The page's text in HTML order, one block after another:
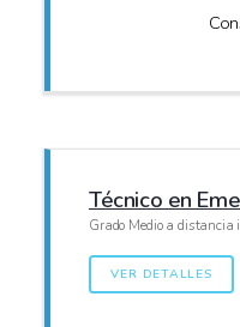
Técnico en
Grado Medio a
VER DETALLES